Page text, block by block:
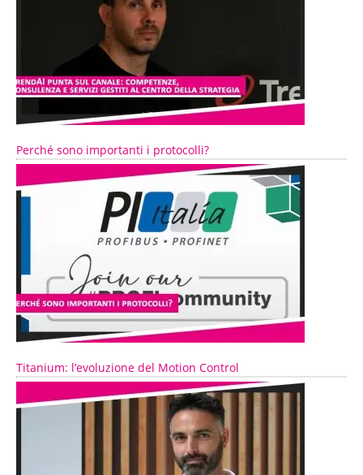
Perché sono importanti i protocolli?
Titanium: l’evoluzione del Motion Control